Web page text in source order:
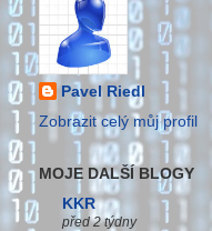
Pavel Riedl
Zobrazit celý můj profil
MOJE DALŠÍ BLOGY
KKR
před 2 týdny